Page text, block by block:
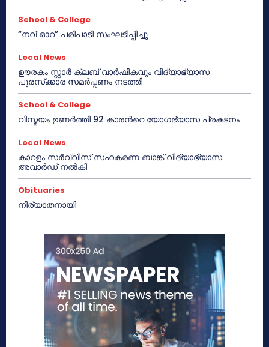
School & College
“നവ് ഓറ” പരിപാടി സംഘടിപ്പിച്ചു
Local News
ഊരകം സ്റ്റാർ ക്ലബ് വാർഷികവും വിദ്യാഭ്യാസ
പുരസ്‌ക്കാര സമർപ്പണം നടത്തി
School & College
വിസ്മയം ഉണർത്തി 92 കാരൻറെ യോഗഭ്യാസ പ്രകടനം
Local News
കാറളം സർവ്വീസ് സഹകരണ ബാങ്ക് വിദ്യാഭ്യാസ
അവാർഡ് നൽകി
Obituaries
നിര്യാതനായി